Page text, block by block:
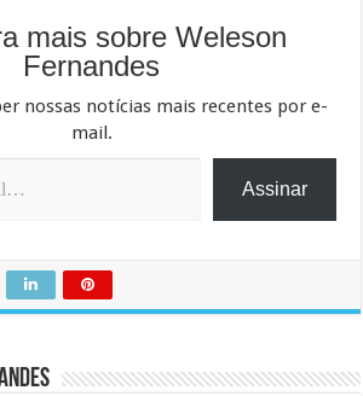
mais sobre Weleson
Fernandes
nossas notícias mais recentes por e-
mail.
Assinar